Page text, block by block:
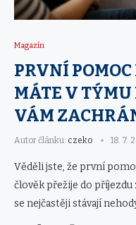
Magazín
PRVNÍ
MÁTE V TÝMU
VÁM
Autor článku: czeko 18. 7.
Věděli jste, že první
člověk přežije do
se nejčastěji stávají